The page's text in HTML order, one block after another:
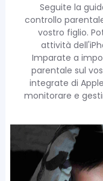
Seguite la
controllo
vostro figlio.
attività
Imparate a
parentale sul
integrate di
monitorare e